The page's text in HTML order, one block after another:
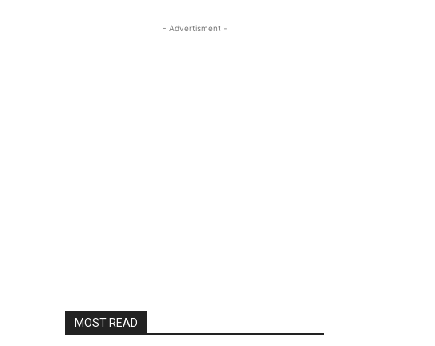
- Advertisment -
MOST READ